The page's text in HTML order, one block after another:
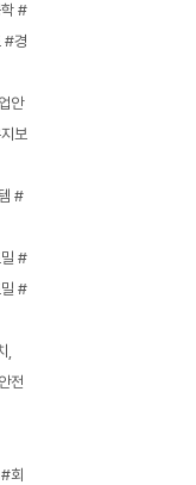
#
#경
안
보
#
#
#
전
회